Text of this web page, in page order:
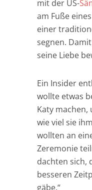
mit der US-
am Fuße
einer
segnen.
seine Liebe
Ein Insider
wollte etwas
Katy machen,
wie viel sie
wollten an
Zeremonie
dachten sich,
besseren
gäbe.“